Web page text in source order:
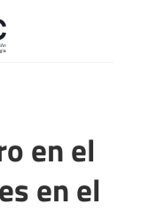
en el
en el